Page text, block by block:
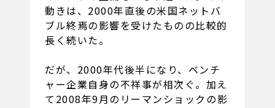
動きは、2000年直後の米国ネットバ
ブル終焉の影響を受けたものの比較的
長く続いた。
だが、2000年代後半になり、ベンチ
ャー企業自身の不祥事が相次ぐ。加え
て2008年9月のリーマンショックの影